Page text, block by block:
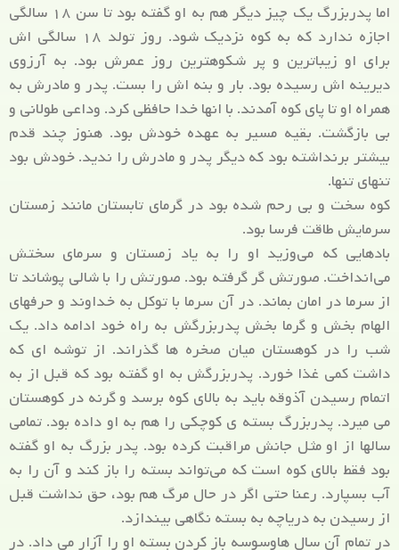
اما پدربزرگ یک چیز دیگر هم به او گفته بود تا سن ۱۸ سالگی
اجازه ندارد که به کوه نزدیک شود. روز تولد ۱۸ سالگی اش
برای او زیباترین و پر شکوهترین روز عمرش بود. به آرزوی
دیرینه اش رسیده بود. بار و بنه اش را بست. پدر و مادرش به
همراه او تا پای کوه آمدند. با انها خدا حافظی کرد. وداعی طولانی و
بی بازگشت. بقیه مسیر به عهده خودش بود. هنوز چند قدم
بیشتر برنداشته بود که دیگر پدر و مادرش را ندید. خودش بود
تنهای تنها.
کوه سخت و بی رحم شده بود در گرمای تابستان مانند زمستان
سرمایش طاقت فرسا بود.
بادهایی که می‌وزید او را به یاد زمستان و سرمای سختش
می‌انداخت. صورتش گر گرفته بود. صورتش را با شالی پوشاند تا
از سرما در امان بماند. در آن سرما با توکل به خداوند و حرفهای
الهام بخش و گرما بخش پدربزرگش به راه خود ادامه داد. یک
شب را در کوهستان میان صخره ها گذراند. از توشه ای که
داشت کمی غذا خورد. پدربزرگش به او گفته بود که قبل از به
اتمام رسیدن آذوقه باید به بالای کوه برسد و گرنه در کوهستان
می میرد. پدربزرگ بسته ی کوچکی را هم به او داده بود. تمامی
سالها از او مثل جانش مراقبت کرده بود. پدر بزرگ به او گفته
بود فقط بالای کوه است که می‌تواند بسته را باز کند و آن را به
آب بسپارد. رعنا حتی اگر در حال مرگ هم بود، حق نداشت قبل
از رسیدن به دریاچه به بسته نگاهی بیندازد.
در تمام آن سال هاوسوسه باز کردن بسته او را آزار می داد. در